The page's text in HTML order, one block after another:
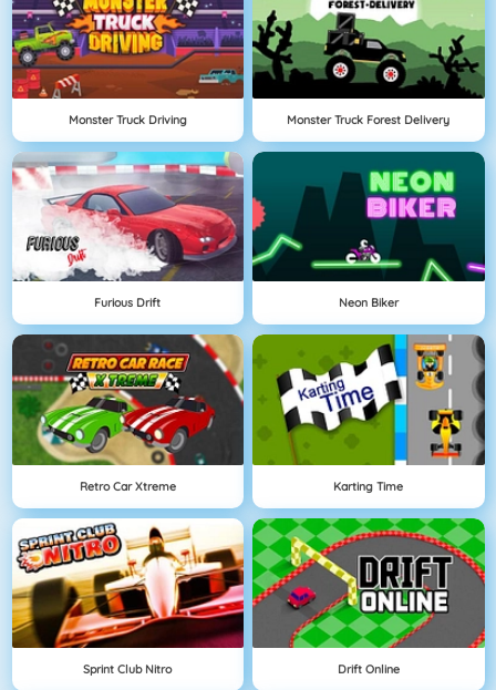
Monster Truck Driving Monster Truck Forest Delivery
Furious Drift Neon Biker
Retro Car Xtreme Karting Time
Sprint Club Nitro Drift Online